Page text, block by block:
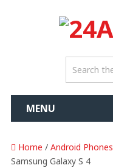
MENU
Home / Android Phones
Samsung Galaxy S 4